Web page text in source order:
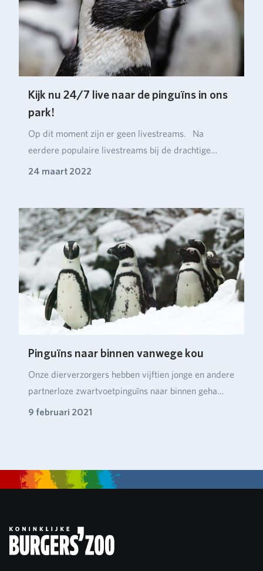
Kijk nu 24/7 live naar de pinguïns in ons
park!
Op dit moment zijn er geen livestreams. Na
eerdere populaire livestreams bij de drachtige
neushoor…
24 maart 2022
Pinguïns naar binnen vanwege kou
Onze dierverzorgers hebben vijftien jonge en andere
partnerloze zwartvoetpinguïns naar binnen geha…
9 februari 2021